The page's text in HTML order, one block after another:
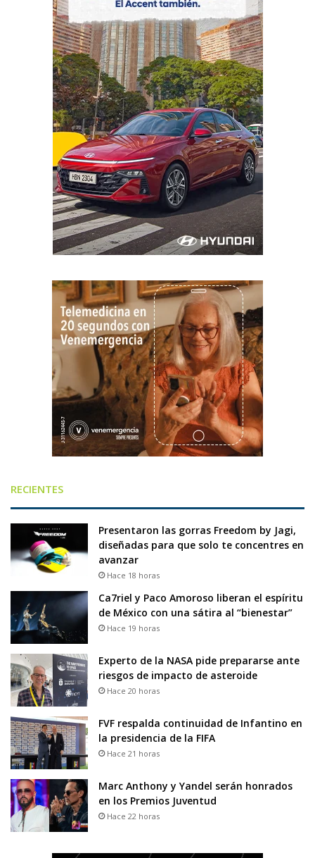
RECIENTES
Presentaron las gorras Freedom by Jagi,
diseñadas para que solo te concentres en
avanzar
Hace 18 horas
Ca7riel y Paco Amoroso liberan el espíritu
de México con una sátira al “bienestar”
Hace 19 horas
Experto de la NASA pide prepararse ante
riesgos de impacto de asteroide
Hace 20 horas
FVF respalda continuidad de Infantino en
la presidencia de la FIFA
Hace 21 horas
Marc Anthony y Yandel serán honrados
en los Premios Juventud
Hace 22 horas